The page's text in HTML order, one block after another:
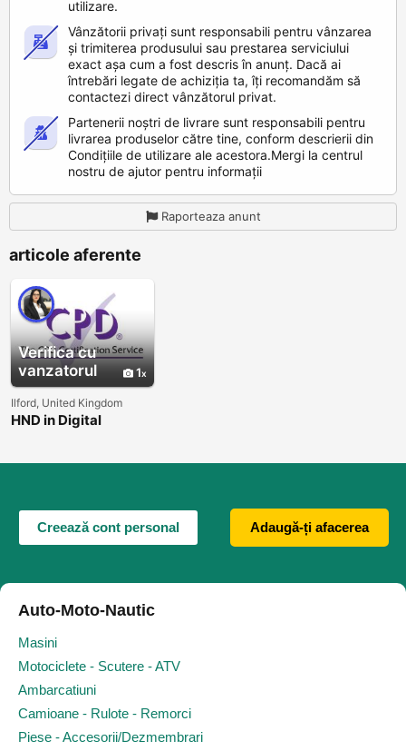
utilizare.
Vânzătorii privați sunt responsabili pentru vânzarea
și trimiterea produsului sau prestarea serviciului
exact așa cum a fost descris în anunț. Dacă ai
întrebări legate de achiziția ta, îți recomandăm să
contactezi direct vânzătorul privat.
Partenerii noștri de livrare sunt responsabili pentru
livrarea produselor către tine, conform descrierii din
Condițiile de utilizare ale acestora.Mergi la centrul
nostru de ajutor pentru informații
Raporteaza anunt
articole aferente
Verifica cu
vanzatorul
1
Ilford, United Kingdom
HND in Digital
Technologies
Creează cont personal Adaugă-ți afacerea
Auto-Moto-Nautic
Masini
Motociclete - Scutere - ATV
Ambarcatiuni
Camioane - Rulote - Remorci
Piese - Accesorii/Dezmembrari